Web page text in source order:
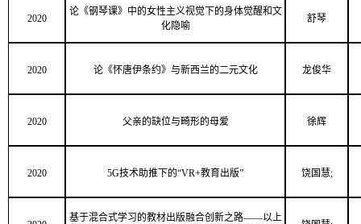
2020
论《钢琴课》中的女性主义视觉下的身体觉醒和文
化隐喻
舒琴
2020 论《怀唐伊条约》与新西兰的二元文化 龙俊华
2020 父亲的缺位与畸形的母爱 徐辉
2020 5G技术助推下的“VR+教育出版” 饶国慧;
基于混合式学习的教材出版融合创新之路——以上